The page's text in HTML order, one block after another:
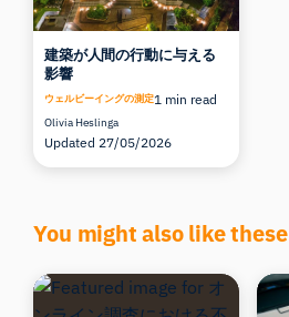
建築が人間の行動に与える
影響
ウェルビーイングの測定1 min read
Olivia Heslinga
Updated 27/05/2026
You might also like these